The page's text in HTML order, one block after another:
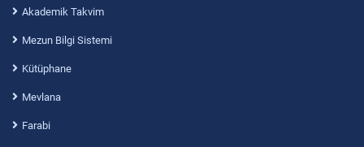
Akademik Takvim
Mezun Bilgi Sistemi
Kütüphane
Mevlana
Farabi